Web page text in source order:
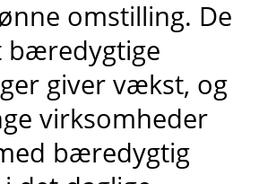
omstilling. De
bæredygtige
giver vækst, og
virksomheder
bæredygtig